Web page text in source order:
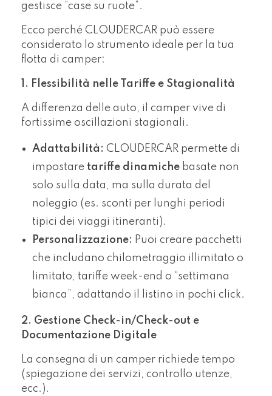
gestisce “case su ruote”.
Ecco perché CLOUDERCAR può essere
considerato lo strumento ideale per la tua
flotta di camper:
1. Flessibilità nelle Tariffe e Stagionalità
A differenza delle auto, il camper vive di
fortissime oscillazioni stagionali.
Adattabilità: CLOUDERCAR permette di
impostare tariffe dinamichebasate non
solo sulla data, ma sulla durata del
noleggio (es. sconti per lunghi periodi
tipici dei viaggi itineranti).
Personalizzazione: Puoi creare pacchetti
che includano chilometraggio illimitato o
limitato, tariffe week-end o “settimana
bianca”, adattando il listino in pochi click.
2. Gestione Check-in/Check-out e
Documentazione Digitale
La consegna di un camper richiede tempo
(spiegazione dei servizi, controllo utenze,
ecc.).